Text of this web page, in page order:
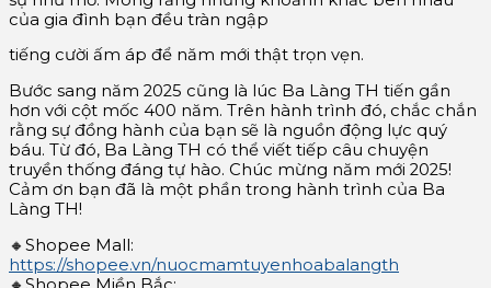
của gia đình bạn đều tràn ngập
tiếng cười ấm áp để năm mới thật trọn vẹn.
Bước sang năm 2025 cũng là lúc Ba Làng TH tiến gần
hơn với cột mốc 400 năm. Trên hành trình đó, chắc chắn
rằng sự đồng hành của bạn sẽ là nguồn động lực quý
báu. Từ đó, Ba Làng TH có thể viết tiếp câu chuyện
truyền thống đáng tự hào. Chúc mừng năm mới 2025!
Cảm ơn bạn đã là một phần trong hành trình của Ba
Làng TH!
🔸Shopee Mall:
https://shopee.vn/nuocmamtuyenhoabalangth